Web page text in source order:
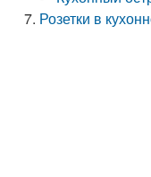
Розетки в